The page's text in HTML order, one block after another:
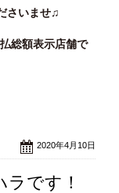
さいませ♫
総額表示店舗で
2020年4月10日
です！